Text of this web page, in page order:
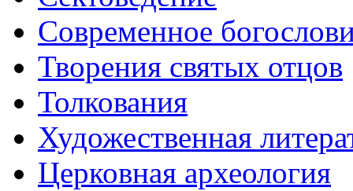
Современное
Творения святых отцов
Толкования
Художественная
Церковная археология